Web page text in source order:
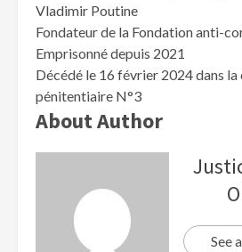
Vladimir Poutine
Fondateur de la Fondation anti-
Emprisonné depuis 2021
Décédé le 16 février 2024 dans la
pénitentiaire N°3
About Author
See